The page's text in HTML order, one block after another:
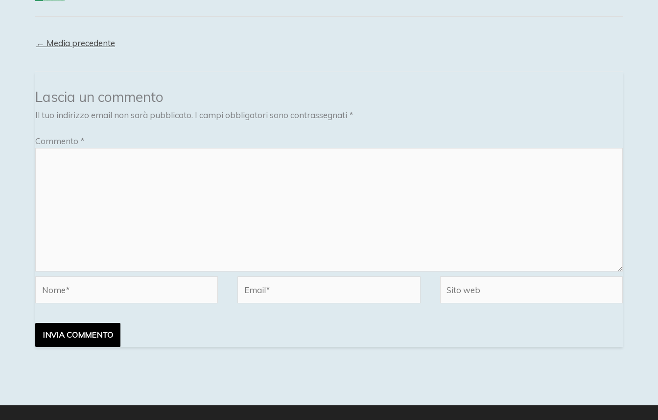
← Media precedente
Lascia un commento
Il tuo indirizzo email non sarà pubblicato. I campi obbligatori sono contrassegnati *
Commento *
web